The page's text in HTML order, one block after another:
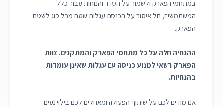
במתחמי הפארק ולשמור על הסדר והנוחות עבור כלל
המשתמשים, חל איסור על הכנסת עגלות שטח מכל סוג לשטח
הפארק.
ההנחיה חלה על כל מתחמי הפארק והמתקנים. צוות
הפארק רשאי למנוע כניסה עם עגלות שאינן עומדות
בהנחיות.
אנו מודים לכם על שיתוף הפעולה ומאחלים לכם בילוי נעים